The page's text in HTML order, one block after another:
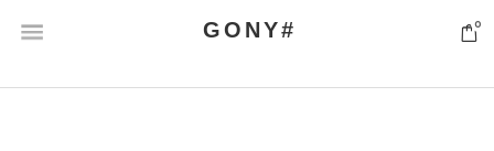
GONY# 0